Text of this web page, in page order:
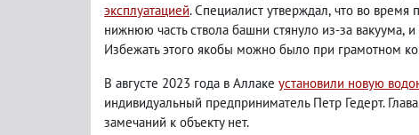
эксплуатацией. Специалист утверждал, что во время
нижнюю часть ствола башни стянуло из-за вакуума, и
Избежать этого якобы можно было при грамотном
В августе 2023 года в Аллаке установили новую
индивидуальный предприниматель Петр Гедерт.
замечаний к объекту нет.